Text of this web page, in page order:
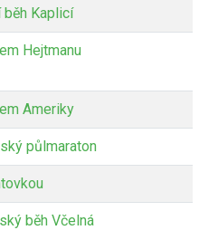
běh Kaplicí
Hejtmanu
Ameriky
půlmaraton
běh Včelná